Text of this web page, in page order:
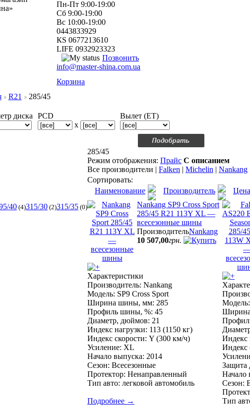
Пн-Пт 9:00-19:00
Сб 9:00-19:00
Вс 10:00-19:00
0443833929
КS 0677213610
LIFE 0932923323
Позвонить
info@master-shina.com.ua
Корзина
R21
285/45
диска
PCD
x
Вылет (ET)
40(4)315/30 (2)315/35 (0)
285/45
Режим отображения: Прайс С описанием
Все производители | Falken | Michelin | Nankang
Сортировать:
Наименование
Производитель
Цена
Nankang SP9 Cross Sport
285/45 R21 113Y XL —
всесезонные шины
ПроизводительNankang
10 507,00грн.
Характеристики
Производитель: Nankang
Модель: SP9 Cross Sport
Ширина шины, мм: 285
Профиль шины, %: 45
Диаметр, дюймов: 21
Индекс нагрузки: 113 (1150 кг)
Индекс скорости: Y (300 км/ч)
Усиление: XL
Начало выпуска: 2014
Сезон: Всесезонные
Протектор: Ненаправленный
Тип авто: легковой автомобиль
Подробнее →
Индекс
Индекс
Защита
Начало
Сезон:
Тип